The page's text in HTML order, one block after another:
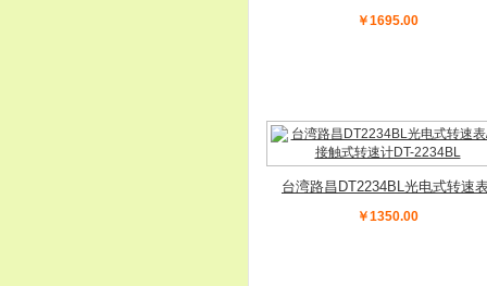
DT2249A闪频仪
￥1695.00
台湾路昌DT2234BL光电式转速
非接触式转速计DT-2234BL
￥1350.00